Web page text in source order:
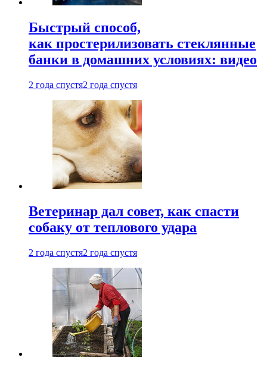
Быстрый способ,
как простерилизовать стеклянные
банки в домашних условиях: видео
2 года спустя2 года спустя
Ветеринар дал совет, как спасти
собаку от теплового удара
2 года спустя2 года спустя